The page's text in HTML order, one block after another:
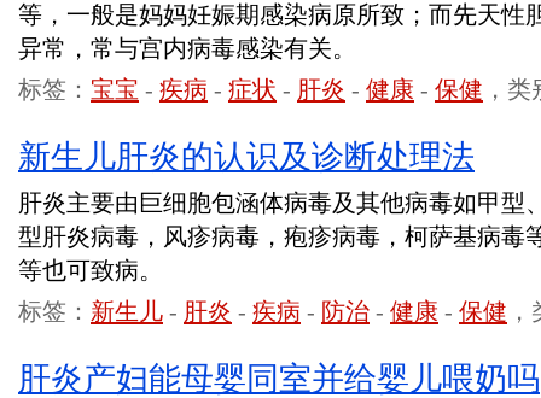
等，一般是妈妈妊娠期感染病原所致；而先天性
异常，常与宫内病毒感染有关。
标签： 宝宝 - 疾病 - 症状 - 肝炎 - 健康 - 保健 ，
新生儿肝炎的认识及诊断处理法
肝炎主要由巨细胞包涵体病毒及其他病毒如甲型
型肝炎病毒，风疹病毒，疱疹病毒，柯萨基病毒
等也可致病。
标签： 新生儿 - 肝炎 - 疾病 - 防治 - 健康 - 保健
肝炎产妇能母婴同室并给婴儿喂奶吗